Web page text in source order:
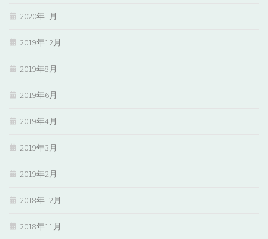
2020年1月
2019年12月
2019年8月
2019年6月
2019年4月
2019年3月
2019年2月
2018年12月
2018年11月